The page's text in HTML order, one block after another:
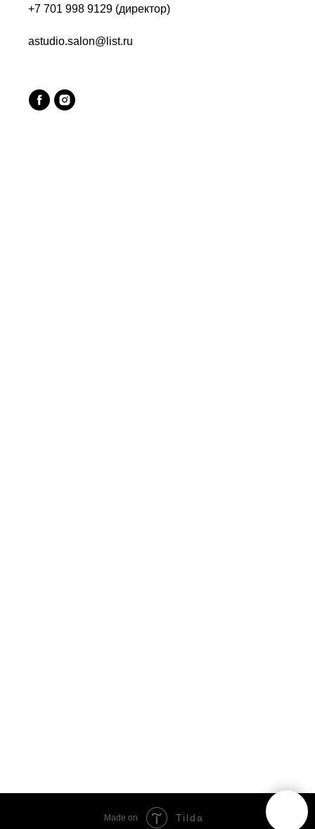
+7 701 998 9129 (директор)
astudio.salon@list.ru
Made on Tilda